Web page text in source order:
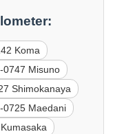
Koma
0747 Misuno
Shimokanaya
0725 Maedani